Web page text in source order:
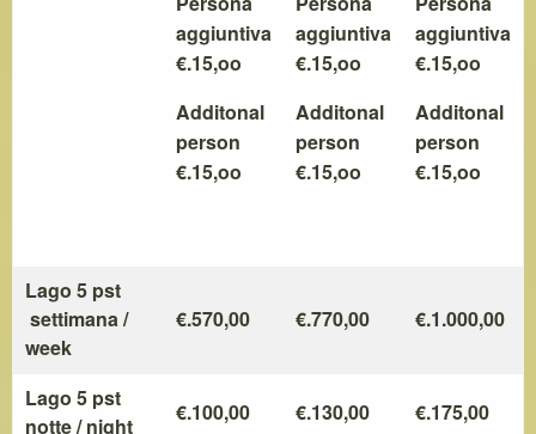
aggiuntiva
€.15,oo
Additonal
person
€.15,oo
aggiuntiva
€.15,oo
Additonal
person
€.15,oo
aggiuntiva
€.15,oo
Additonal
person
€.15,oo
Lago 5 pst
settimana /
week
€.570,00 €.770,00 €.1.000,00
Lago 5 pst
notte / night
€.100,00 €.130,00 €.175,00